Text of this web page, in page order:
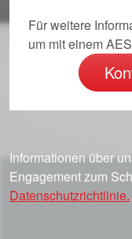
Für weitere
um mit einem
Informationen über
Engagement zum
Datenschutzrichtlinie.